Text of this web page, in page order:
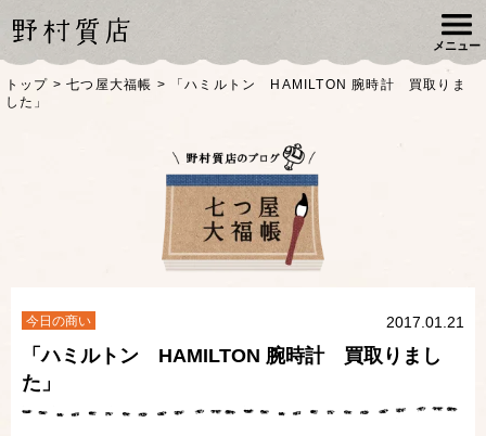
メニュー
トップ >七つ屋大福帳 >
「ハミルトン HAMILTON 腕時計 買取りま
した」
今日の商い 2017.01.21
「ハミルトン HAMILTON 腕時計 買取りまし
た」